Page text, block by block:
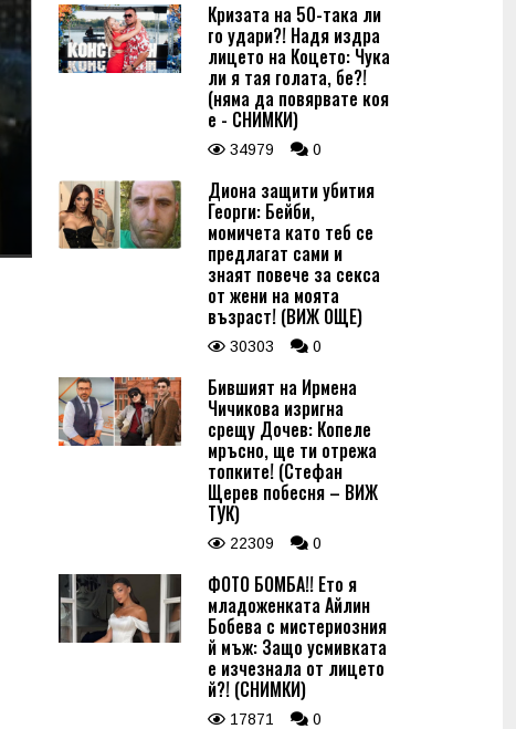
Кризата на 50-така ли
го удари?! Надя издра
лицето на Коцето: Чука
ли я тая голата, бе?!
(няма да повярвате коя
е - СНИМКИ)
34979 0
Диона защити убития
Георги: Бейби,
момичета като теб се
предлагат сами и
знаят повече за секса
от жени на моята
възраст! (ВИЖ ОЩЕ)
30303 0
Бившият на Ирмена
Чичикова изригна
срещу Дочев: Копеле
мръсно, ще ти отрежа
топките! (Стефан
Щерев побесня – ВИЖ
ТУК)
22309 0
ФОТО БОМБА!! Ето я
младоженката Айлин
Бобева с мистериозния
й мъж: Защо усмивката
е изчезнала от лицето
й?! (СНИМКИ)
17871 0